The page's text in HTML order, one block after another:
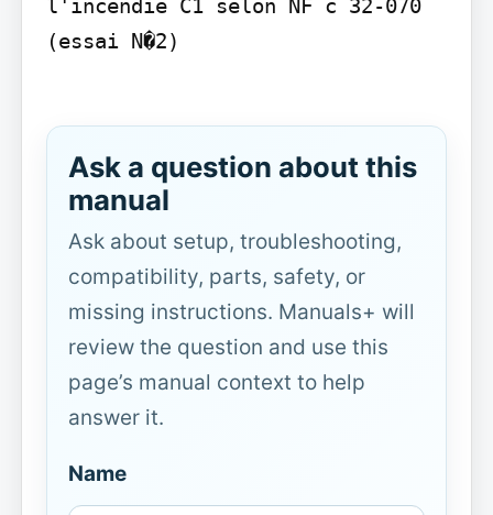
l'incendie C1 selon NF c 32-070
(essai N�2)
Ask a question about this
manual
Ask about setup, troubleshooting,
compatibility, parts, safety, or
missing instructions. Manuals+ will
review the question and use this
page’s manual context to help
answer it.
Name